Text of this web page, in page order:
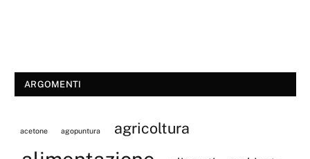
ARGOMENTI
acetone agopuntura agricoltura